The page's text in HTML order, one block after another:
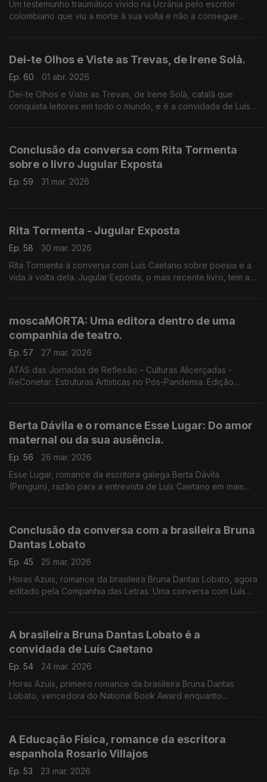
Um testemunho traumático vivido na Ucrânia pelo escritor
colombiano que viu a morte à sua volta e não a consegue
Dei-te Olhos e Viste as Trevas, de Irene Solà.
Ep. 60
01 abr. 2026
Dei-te Olhos e Viste as Trevas, de Irene Solà, catalã que
conquista leitores em todo o mundo, e é a convidada de Luís
Conclusão da conversa com Rita Tormenta
sobre o livro Jugular Exposta
Ep. 59 31 mar. 2026
Rita Tormenta - Jugular Exposta
Ep. 58
30 mar. 2026
Rita Tormenta à conversa com Luís Caetano sobre poesia e a
vida à volta dela. Jugular Exposta, o mais recente livro, tem a
moscaMORTA: Uma editora dentro de uma
companhia de teatro.
Ep. 57
27 mar. 2026
ATAS das Jornadas de Reflexão – Culturas Alicerçadas -
ReConetar: Estruturas Artísticas no Pós-Pandemia. Edição
Berta Dávila e o romance Esse Lugar: Do amor
maternal ou da sua ausência.
Ep. 56
26 mar. 2026
Esse Lugar, romance da escritora galega Berta Dávila
(Penguin), razão para a entrevista de Luís Caetano em mais
Conclusão da conversa com a brasileira Bruna
Dantas Lobato
Ep. 45
25 mar. 2026
Horas Azuis, romance da brasileira Bruna Dantas Lobato, agora
editado pela Companhia das Letras. Uma conversa com Luís
A brasileira Bruna Dantas Lobato é a
convidada de Luís Caetano
Ep. 54
24 mar. 2026
Horas Azuis, primeiro romance da brasileira Bruna Dantas
Lobato, vencedora do National Book Award enquanto
A Educação Física, romance da escritora
espanhola Rosario Villajos
Ep. 53
23 mar. 2026